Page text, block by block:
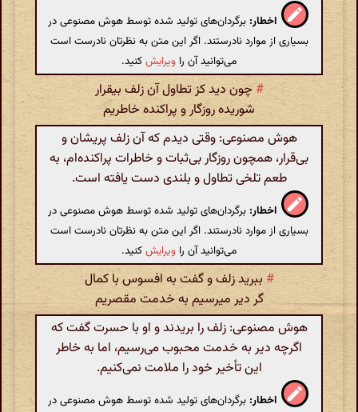
اخطار: برگردان‌های تولید شده توسط هوش مصنوعی در
بسیاری از موارد نادرستند. اگر این متن به نظرتان نادرست است
می‌توانید آن را ویرایشکنید.
#چون دید کز تطاول آن زلف بیقرار
شوریده روزگار و پراکنده خاطریم
هوش مصنوعی: وقتی دیدم که آن زلف پریشان و
بی‌قرار، همچون روزگار بی‌ثبات و خاطرات پراکنده‌ام، به
طعم تلخی تطاول و بلندی دست یافته است.
اخطار: برگردان‌های تولید شده توسط هوش مصنوعی در
بسیاری از موارد نادرستند. اگر این متن به نظرتان نادرست است
می‌توانید آن را ویرایشکنید.
#ببرید زلف و گفت به افسوس با کمال
گر دیر میرسیم به خدمت مقصریم
هوش مصنوعی: زلف را بریدند و او با حسرت گفت که
اگرچه دیر به خدمت محبوب می‌رسیم، اما به خاطر
این تأخیر خود را ملامت نمی‌کنیم.
اخطار: برگردان‌های تولید شده توسط هوش مصنوعی در